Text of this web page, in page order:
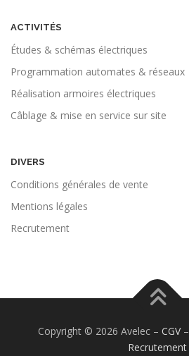
ACTIVITÉS
Études & schémas électriques
Programmation automates & réseaux
Réalisation armoires électriques
Câblage & mise en service sur site
DIVERS
Conditions générales de vente
Mentions légales
Recrutement
Copyright © 2026 Avelec – CGV –
Recrutement